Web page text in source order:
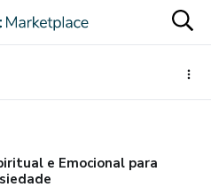
e Emocional para